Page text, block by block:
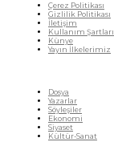
Çerez Politikası
Gizlilik Politikası
İletişim
Kullanım Şartları
Künye
Yayın İlkelerimiz
Dosya
Yazarlar
Söyleşiler
Ekonomi
Siyaset
Kültür-Sanat